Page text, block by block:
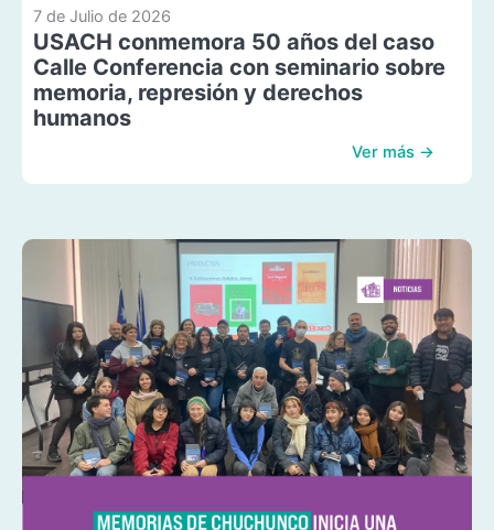
7 de Julio de 2026
USACH conmemora 50 años del caso
Calle Conferencia con seminario sobre
memoria, represión y derechos
humanos
Ver más →